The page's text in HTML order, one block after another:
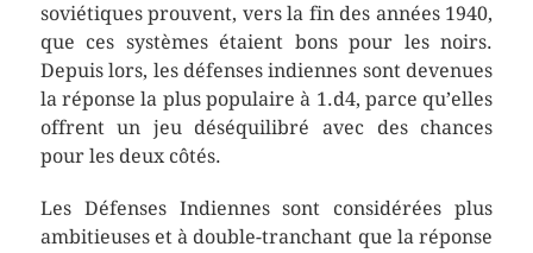
soviétiques prouvent, vers la fin des années 1940,
que ces systèmes étaient bons pour les noirs.
Depuis lors, les défenses indiennes sont devenues
la réponse la plus populaire à 1.d4, parce qu’elles
offrent un jeu déséquilibré avec des chances
pour les deux côtés.
Les Défenses Indiennes sont considérées plus
ambitieuses et à double-tranchant que la réponse